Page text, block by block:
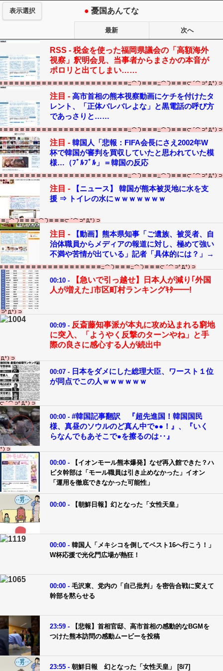
表示選択 ● 憂国あんてな
最新 次へ
RSS - 税金を使った福岡県議会の「高額海外
視察」釈明会見、当事者からまさかの本音が
ポロリと出てしまい……
注目 - 高市首相の熊本視察動画にケチを付けたタ
レント、「正体バレバレよな」と黒電話の呼び方
であっさりと……
注目 - 韓国人「悲報：FIFA会長にさえ2002年W
杯で韓国が審判を買収していたと思われていた模
様…（ﾌﾞﾙﾌﾞﾙ」＝韓国の反応
注目 -
【ニュース】 韓国が熊本被災地に水を支
援 ⇒ トイレの水にｗｗｗｗｗｗｗ
注目 -
【動画】熊本県知事「ご遺族、被災者、自
治体職員からメディアの報道に対し、極めて強い
不満や苦情が出ている」記者「具体的には？」→
00:10 -
【急いで引っ越せ】日本人が減り｢外国
人が増えた｣市区町村ランキングｷﾀ━━!
00:09 - 反斎藤知事派が本丸に攻め込まれる窮地
に突入、「ようやく反撃のターンやね」と手
際の良さに感心する人が続出中
00:07 - 日本をダメにした総理大臣、ワースト１位
が同点でこの人ｗｗｗｗｗｗ
00:00 - #韓国記事翻訳 『超先進国！韓国国民
様、真昼のソウルのど真ん中で●●！』、『いく
らなんでもあそこで●を擦るのは‥』
00:00 -
【イオンモール熊本爆発】なぜ再入館できた？ハ
ビタ幹部は「モール職員は引き止めなかった」イオン
「運用を徹底できなかった可能性」
00:00 - 【朝鮮日報】幻となった「女性天皇」
00:00 - 韓国人「メキシコを倒してベスト16へ行こう！」
W杯応援で光化門広場が熱狂！
00:00 - 毛沢東、党内の「自己批判」を密告合戦に変えて
幹部を黙らせる
23:59 -
【悲報】首相官邸、高市首相の感動的なBGMを
つけた熊本訪問の感動ムービーを投稿
23:55 - 朝鮮日報 幻となった「女性天皇」 [8/7]